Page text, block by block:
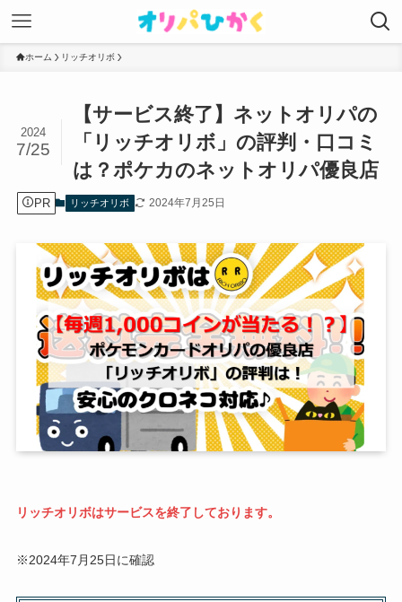
ホーム リッチオリボ
【サービス終了】ネットオリパの
「リッチオリボ」の評判・口コミ
は？ポケカのネットオリパ優良店
2024
7/25
PR リッチオリボ 2024年7月25日
リッチオリボはサービスを終了しております。
※2024年7月25日に確認